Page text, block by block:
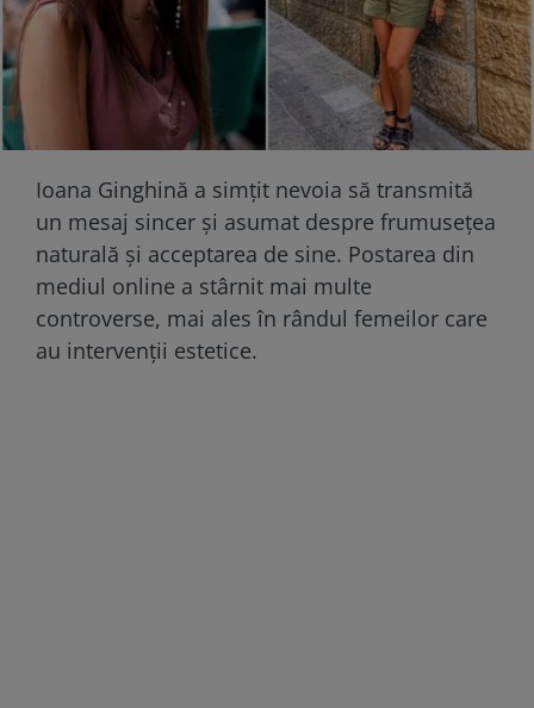
Ioana Ginghină a simțit nevoia să transmită
un mesaj sincer și asumat despre frumusețea
naturală și acceptarea de sine. Postarea din
mediul online a stârnit mai multe
controverse, mai ales în rândul femeilor care
au intervenții estetice.